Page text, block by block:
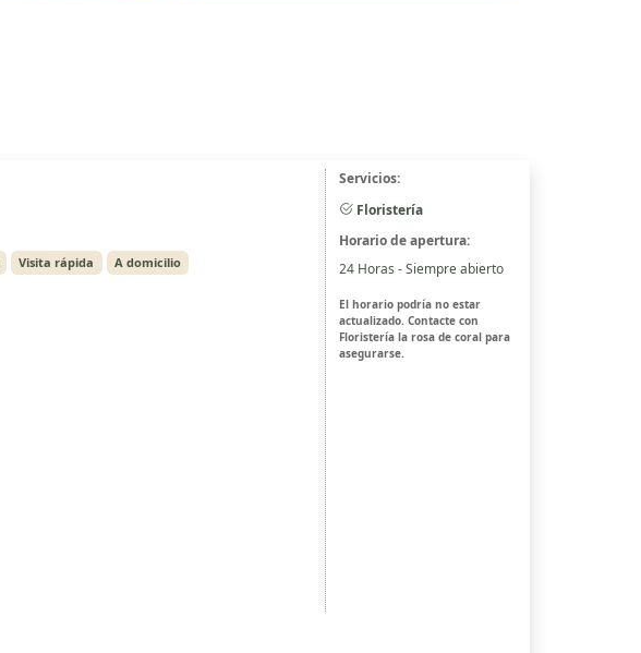
Visita rápida
A domicilio
Servicios:
Floristería
Horario de apertura:
24 Horas - Siempre abierto
El horario podría no estar
actualizado. Contacte con
Floristería la rosa de coral para
asegurarse.